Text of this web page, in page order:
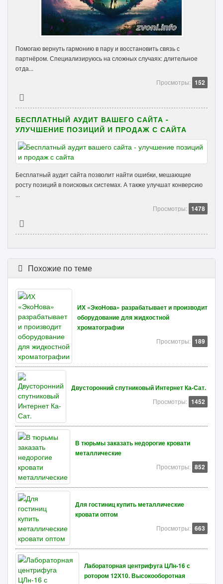
Помогаю вернуть гармонию в пару и восстановить связь с
партнёром. Специализируюсь на сложных случаях: длительное
отда...
Просмотры: 152
БЕСПЛАТНЫЙ АУДИТ ВАШЕГО САЙТА -
УЛУЧШЕНИЕ ПОЗИЦИЙ И ПРОДАЖ С САЙТА
Бесплатный аудит сайта позволит найти ошибки, мешающие
росту позиций в поисковых системах. А также улучшат конверсию
...
Просмотры: 1478
Похожие по теме
ИХ «ЭкоНова» разрабатывает и производит
оборудование для жидкостной
хроматографии
Просмотры: 189
Двусторонний спутниковый Интернет Ка-Сат.
Просмотры: 1452
В тюрьмы заказать недорогие кровати
металлические
Просмотры: 852
Для гостиниц купить металлические
кровати оптом
Просмотры: 663
Лабораторная центрифуга ЦЛн-16 с
ротором 12Х10. Высокооборотная